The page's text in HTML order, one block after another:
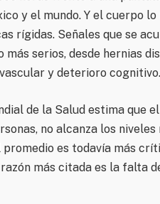
y el mundo. Y el cuerpo
rígidas. Señales que se
más serios, desde hernias
y deterioro cognitivo.
de la Salud estima que
no alcanza los
es todavía más
más citada es la falta